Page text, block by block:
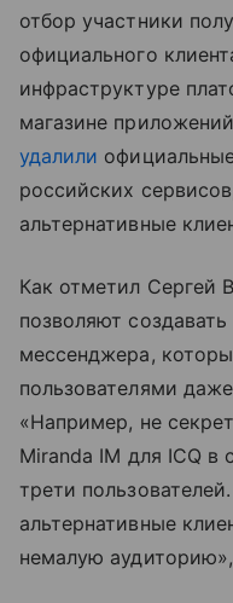
отбор участники
официального
инфраструктуре
магазине
удалили
российских
альтернативные
Как отметил Сергей
позволяют
мессенджера,
пользователями
«Например, не
Miranda IM для ICQ в
трети
альтернативные
немалую